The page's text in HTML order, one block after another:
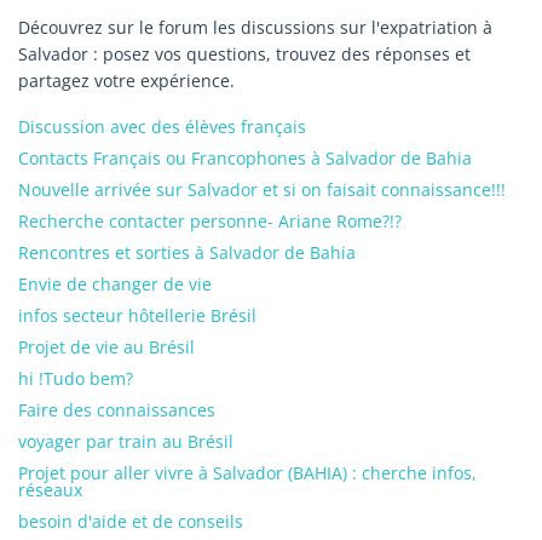
Découvrez sur le forum les discussions sur l'expatriation à
Salvador : posez vos questions, trouvez des réponses et
partagez votre expérience.
Discussion avec des élèves français
Contacts Français ou Francophones à Salvador de Bahia
Nouvelle arrivée sur Salvador et si on faisait connaissance!!!
Recherche contacter personne- Ariane Rome?!?
Rencontres et sorties à Salvador de Bahia
Envie de changer de vie
infos secteur hôtellerie Brésil
Projet de vie au Brésil
hi !Tudo bem?
Faire des connaissances
voyager par train au Brésil
Projet pour aller vivre à Salvador (BAHIA) : cherche infos,
réseaux
besoin d'aide et de conseils